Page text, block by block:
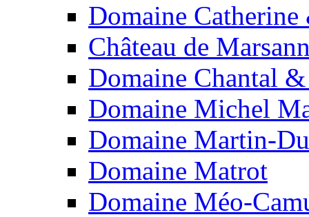
Domaine
Château de
Domaine Chantal
Domaine Michel
Domaine Martin-
Domaine Matrot
Domaine Méo-